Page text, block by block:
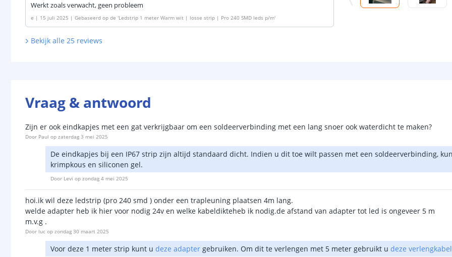
Werkt zoals verwacht, geen probleem
e | 15 juli 2025 | Gebaseerd op de 'Ledstrip 1 meter Warm wit | losse strip | Pro 240 SMD leds p/m'
Bekijk alle 25 reviews
Vraag & antwoord
Zijn er ook eindkapjes met een gat verkrijgbaar om een soldeerverbinding met een lang snoer ook waterdicht te maken?
Door Paul op zaterdag 3 mei 2025
De eindkapjes bij een IP67 strip zijn altijd standaard dicht. Indien u dit toe wilt passen met een soldeerverbinding,
krimpkous en siliconen gel.
Door Levi op zondag 4 mei 2025
hoi.ik wil deze ledstrip (pro 240 smd ) onder een trapleuning plaatsen 4m lang.
welde adapter heb ik hier voor nodig 24v en welke kabeldikteheb ik nodig.de afstand van adapter tot led is ongeveer 5 m
m.v.g .
Door luc op zondag 30 maart 2025
Voor deze 1 meter strip kunt u deze adapter gebruiken. Om dit te verlengen met 5 meter gebruikt u deze verlengkabel